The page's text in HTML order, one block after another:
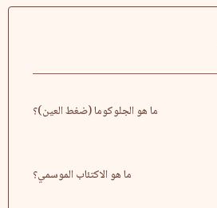
ما هو الجلوكوما (ضغط العين)؟
ما هو الاكتئاب الموسمي؟